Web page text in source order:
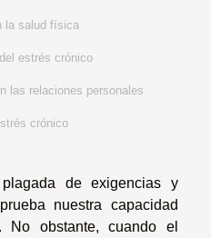
la salud física
estrés crónico
las relaciones personales
crónico
de exigencias y
nuestra capacidad
No obstante, cuando el